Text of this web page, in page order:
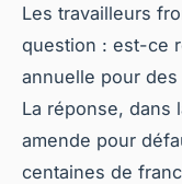
Les travailleurs
question : est-ce
annuelle pour
La réponse, dans
amende pour
centaines de